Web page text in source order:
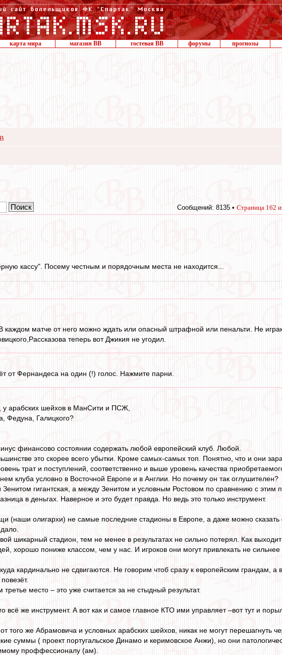
карта мира магазин ВВ гостевая ВВ форумы прогнозы
Сообщений: 8135 • Страница 162
кассу". Посему честным и порядочным места не находится...
каждом матче от него можно ждать или опасный штрафной или пенальти. Не
теперь вот Джикия не угодил.
от Фернандеса на один (!) голос. Нажмите парни.
у арабских шейхов в МанСити и ПСЖ,
Федуна, Галицкого?
финансово состоянии содержать любой европейский клуб. Любой.
это скорее всего убытки. Кроме самых-самых топ. Понятно, что и они
трат и поступлений, соответственно и выше уровень качества
клуба условно в Восточной Европе и в Англии. Но почему он так оглушителен?
гигантская, а между Зенитом и условным Ростовом по сравнению с этим
в деньгах. Наверное и это будет правда. Но ведь это только инструмент.
(наши олигархи) не самые последние стадионы в Европе, а даже можно
шикарный стадион, тем не менее в результатах не сильно потерял. Как выходит
хорошо пониже классом, чем у нас. И игроков они могут привлекать не
кардинально не сдвигаются. Не говорим чтоб сразу к европейским грандам, а
место – это уже считается за не стыдный результат.
всё же инструмент. А вот как и самое главное КТО ими управляет –вот тут и
того же Абрамовича и условных арабских шейхов, никак не могут перешагнуть
суммы ( проект португальское Динамо и керимовское Анжи), но они
проффессионалу (ам).